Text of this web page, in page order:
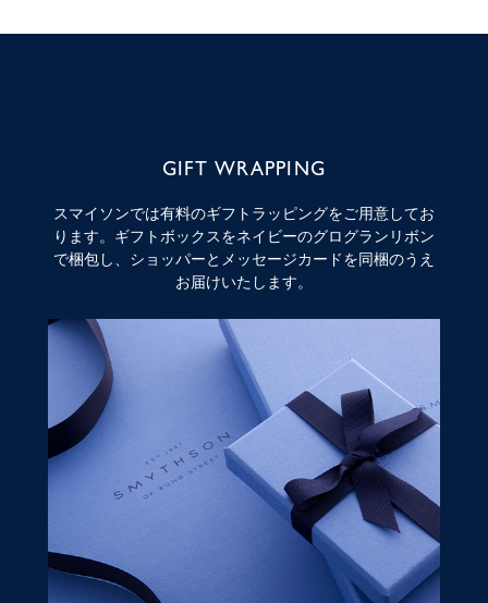
GIFT WRAPPING
スマイソンでは有料のギフトラッピングをご用意してお
ります。ギフトボックスをネイビーのグログランリボン
で梱包し、ショッパーとメッセージカードを同梱のうえ
お届けいたします。